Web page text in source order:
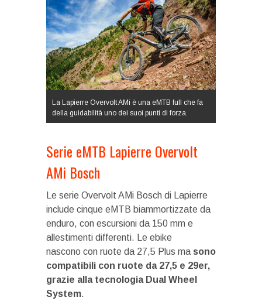
La Lapierre Overvolt AMi è una eMTB full che fa
della guidabilità uno dei suoi punti di forza.
Serie eMTB Lapierre Overvolt
AMi Bosch
Le serie Overvolt AMi Bosch di Lapierre
include cinque eMTB biammortizzate da
enduro, con escursioni da 150 mm e
allestimenti differenti. Le ebike
nascono con ruote da 27,5 Plus ma sono
compatibili con ruote da 27,5 e 29er,
grazie alla tecnologia Dual Wheel
System.